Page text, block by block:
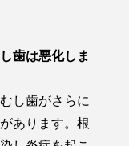
歯は悪化しま
し歯がさらに
あります。根